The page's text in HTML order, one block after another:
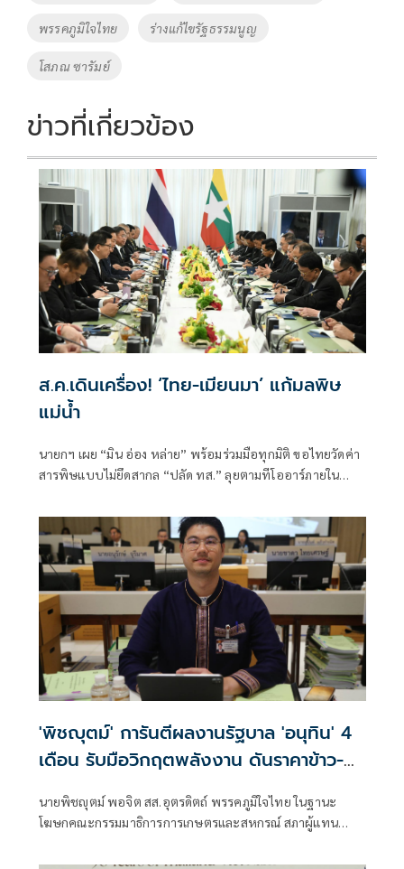
พรรคภูมิใจไทย ร่างแก้ไขรัฐธรรมนูญ
โสภณ ซารัมย์
ข่าวที่เกี่ยวข้อง
ส.ค.เดินเครื่อง! ‘ไทย-เมียนมา’ แก้มลพิษ
แม่นํ้า
นายกฯ เผย “มิน อ่อง หล่าย” พร้อมร่วมมือทุกมิติ ขอไทยวัดค่า
สารพิษแบบไม่ยึดสากล “ปลัด ทส.” ลุยตามทีโออาร์ภายใน
การทูตไทยบนเวทีโลก
'พิชญุตม์' การันตีผลงานรัฐบาล 'อนุทิน' 4
เดือน รับมือวิกฤตพลังงาน ดันราคาข้าว-
ช่วยลดต้นทุน-ขยายตลาดโลก
นายพิชญุตม์ พอจิต สส.อุตรดิตถ์ พรรคภูมิใจไทย ในฐานะ
โฆษกคณะกรรมมาธิการการเกษตรและสหกรณ์ สภาผู้แทน
รัฐบาลภายใต้การนำของนายอนุทิน ชาญวีรกูล นายกรัฐมนตรี